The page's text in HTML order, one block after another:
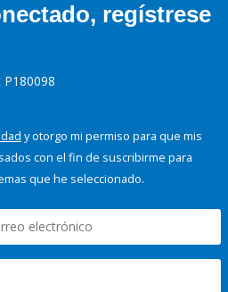
regístrese
y otorgo mi permiso para que mis
con el fin de suscribirme para
que he seleccionado.